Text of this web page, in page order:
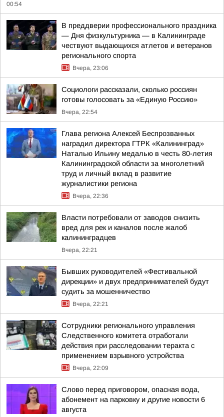
00:54
В преддверии профессионального праздника
— Дня физкультурника — в Калининграде
чествуют выдающихся атлетов и ветеранов
регионального спорта
Вчера, 23:06
Социологи рассказали, сколько россиян
готовы голосовать за «Единую Россию»
Вчера, 22:54
Глава региона Алексей Беспрозванных
наградил директора ГТРК «Калининград»
Наталью Ильину медалью в честь 80-летия
Калининградской области за многолетний
труд и личный вклад в развитие
журналистики региона
Вчера, 22:36
Власти потребовали от заводов снизить
вред для рек и каналов после жалоб
калининградцев
Вчера, 22:21
Бывших руководителей «Фестивальной
дирекции» и двух предпринимателей будут
судить за мошенничество
Вчера, 22:21
Сотрудники регионального управления
Следственного комитета отработали
действия при расследовании теракта с
применением взрывного устройства
Вчера, 22:09
Слово перед приговором, опасная вода,
абонемент на парковку и другие новости 6
августа